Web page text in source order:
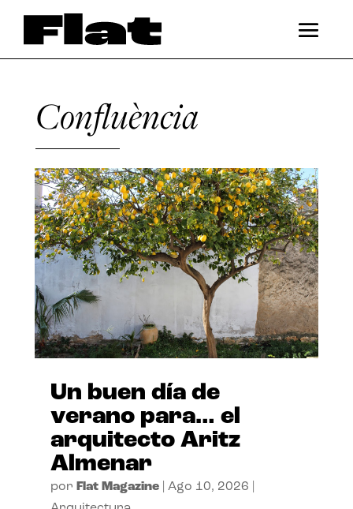
Confluència
Un buen día de
verano para… el
arquitecto Aritz
Almenar
por Flat Magazine| Ago 10, 2026